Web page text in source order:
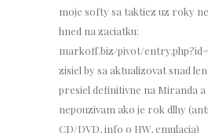
moje softy sa taktiez uz roky
hned na zaciatku:
markoff.biz/pivot/
zisiel by sa aktualizovat snad
presiel definitivne na Miranda
nepouzivam ako je rok dlhy
CD/DVD, info o HW, emulacia)